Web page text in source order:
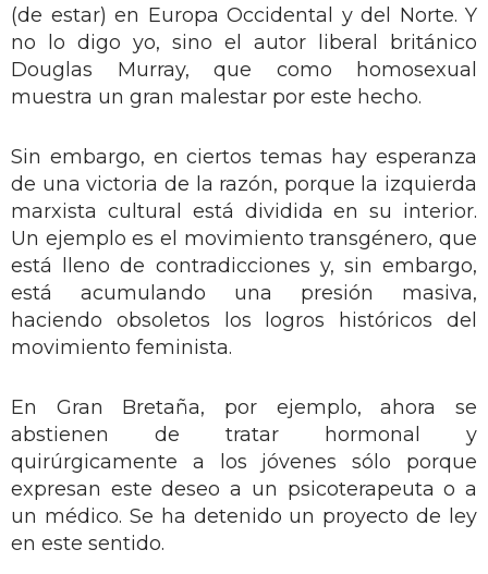
(de estar) en Europa Occidental y del Norte. Y
no lo digo yo, sino el autor liberal británico
Douglas Murray, que como homosexual
muestra un gran malestar por este hecho.
Sin embargo, en ciertos temas hay esperanza
de una victoria de la razón, porque la izquierda
marxista cultural está dividida en su interior.
Un ejemplo es el movimiento transgénero, que
está lleno de contradicciones y, sin embargo,
está acumulando una presión masiva,
haciendo obsoletos los logros históricos del
movimiento feminista.
En Gran Bretaña, por ejemplo, ahora se
abstienen de tratar hormonal y
quirúrgicamente a los jóvenes sólo porque
expresan este deseo a un psicoterapeuta o a
un médico. Se ha detenido un proyecto de ley
en este sentido.